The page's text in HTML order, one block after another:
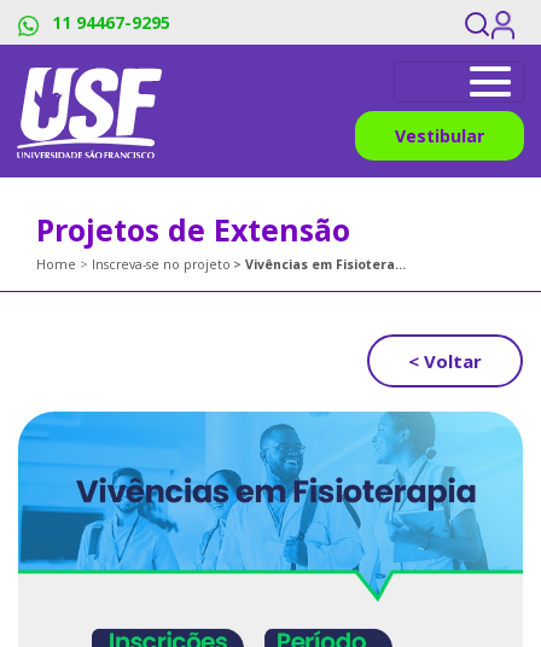
11 94467-9295
Vestibular
Projetos de Extensão
Home Inscreva-se no projeto Vivências em Fisioterapia
< Voltar